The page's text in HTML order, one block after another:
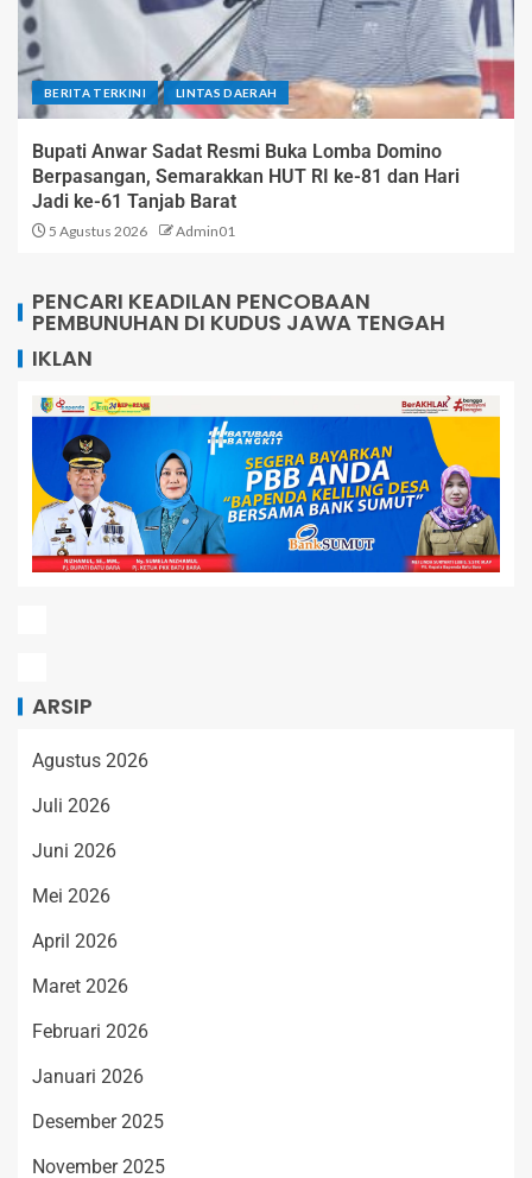
BERITA TERKINI LINTAS DAERAH
Bupati Anwar Sadat Resmi Buka Lomba Domino
Berpasangan, Semarakkan HUT RI ke-81 dan Hari
Jadi ke-61 Tanjab Barat
5 Agustus 2026 Admin01
PENCARI KEADILAN PENCOBAAN
PEMBUNUHAN DI KUDUS JAWA TENGAH
IKLAN
ARSIP
Agustus 2026
Juli 2026
Juni 2026
Mei 2026
April 2026
Maret 2026
Februari 2026
Januari 2026
Desember 2025
November 2025